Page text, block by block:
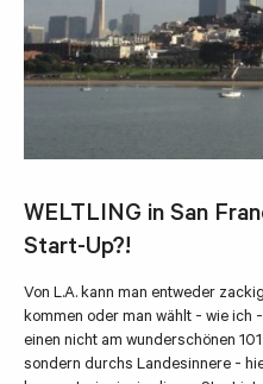
WELTLING in San
Start-Up?!
Von L.A. kann man entweder
kommen oder man wählt - wie ich
einen nicht am wunderschönen
sondern durchs Landesinnere -